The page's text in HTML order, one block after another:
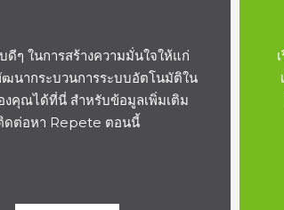
ดีๆ ในการสร้างความมั่นใจให้แก่
นากระบวนการระบบอัตโนมัติใน
งคุณได้ที่นี่ สำหรับข้อมูลเพิ่มเติม
ดต่อหา Repete ตอนนี้